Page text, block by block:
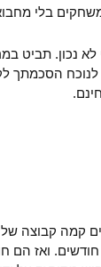
בלי
נכון. תביט
הסכמתך
קמה
ואז הם